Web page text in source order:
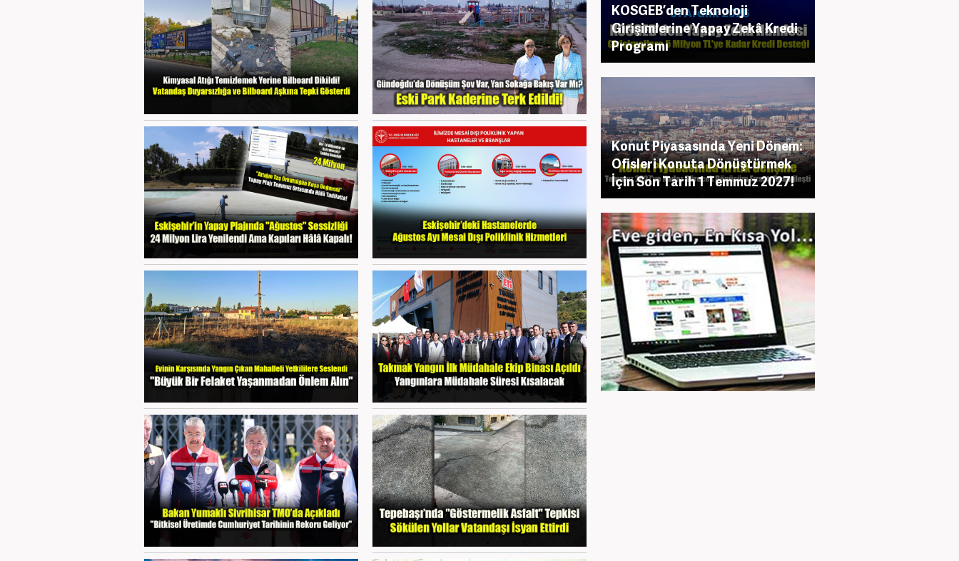
KOSGEB’den Teknoloji
Girişimlerine Yapay Zekâ Kredi
Programı
Konut Piyasasında Yeni Dönem:
Ofisleri Konuta Dönüştürmek
İçin Son Tarih 1 Temmuz 2027!